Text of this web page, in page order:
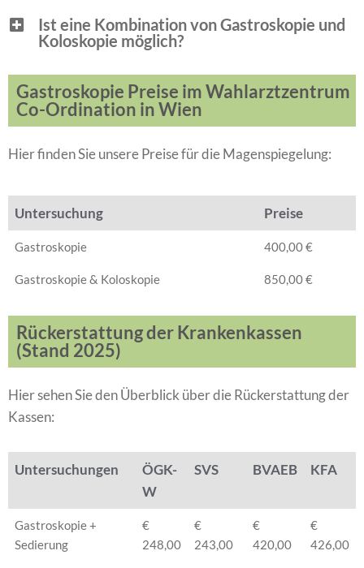
Ist eine Kombination von Gastroskopie und
Koloskopie möglich?
Gastroskopie Preise im Wahlarztzentrum
Co-Ordination in Wien
Hier finden Sie unsere Preise für die Magenspiegelung:
Untersuchung Preise
Gastroskopie 400,00 €
Gastroskopie & Koloskopie 850,00 €
Rückerstattung der Krankenkassen
(Stand 2025)
Hier sehen Sie den Überblick über die Rückerstattung der
Kassen:
Untersuchungen
ÖGK-
W
SVS BVAEB KFA
Gastroskopie +
Sedierung
€
248,00
€
243,00
€
420,00
€
426,00